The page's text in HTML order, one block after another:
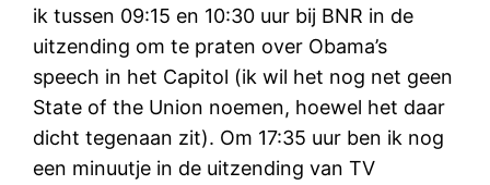
ik tussen 09:15 en 10:30 uur bij BNR in de
uitzending om te praten over Obama’s
speech in het Capitol (ik wil het nog net geen
State of the Union noemen, hoewel het daar
dicht tegenaan zit). Om 17:35 uur ben ik nog
een minuutje in de uitzending van TV